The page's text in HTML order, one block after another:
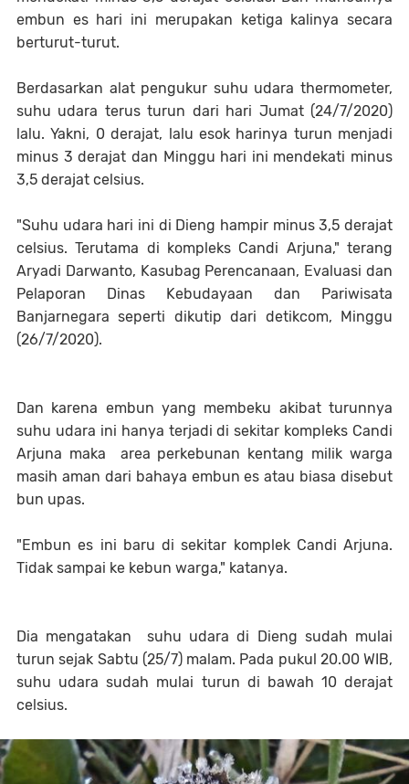
embun es hari ini merupakan ketiga kalinya secara
berturut-turut.
Berdasarkan alat pengukur suhu udara thermometer,
suhu udara terus turun dari hari Jumat (24/7/2020)
lalu. Yakni, 0 derajat, lalu esok harinya turun menjadi
minus 3 derajat dan Minggu hari ini mendekati minus
3,5 derajat celsius.
"Suhu udara hari ini di Dieng hampir minus 3,5 derajat
celsius. Terutama di kompleks Candi Arjuna," terang
Aryadi Darwanto, Kasubag Perencanaan, Evaluasi dan
Pelaporan Dinas Kebudayaan dan Pariwisata
Banjarnegara seperti dikutip dari detikcom, Minggu
(26/7/2020).
Dan karena embun yang membeku akibat turunnya
suhu udara ini hanya terjadi di sekitar kompleks Candi
Arjuna maka area perkebunan kentang milik warga
masih aman dari bahaya embun es atau biasa disebut
bun upas.
"Embun es ini baru di sekitar komplek Candi Arjuna.
Tidak sampai ke kebun warga," katanya.
Dia mengatakan suhu udara di Dieng sudah mulai
turun sejak Sabtu (25/7) malam. Pada pukul 20.00 WIB,
suhu udara sudah mulai turun di bawah 10 derajat
celsius.